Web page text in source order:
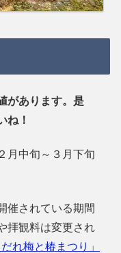
があります。是
ね！
月中旬～３月下旬
催されている期間
拝観料は変更され
れ梅と椿まつり」